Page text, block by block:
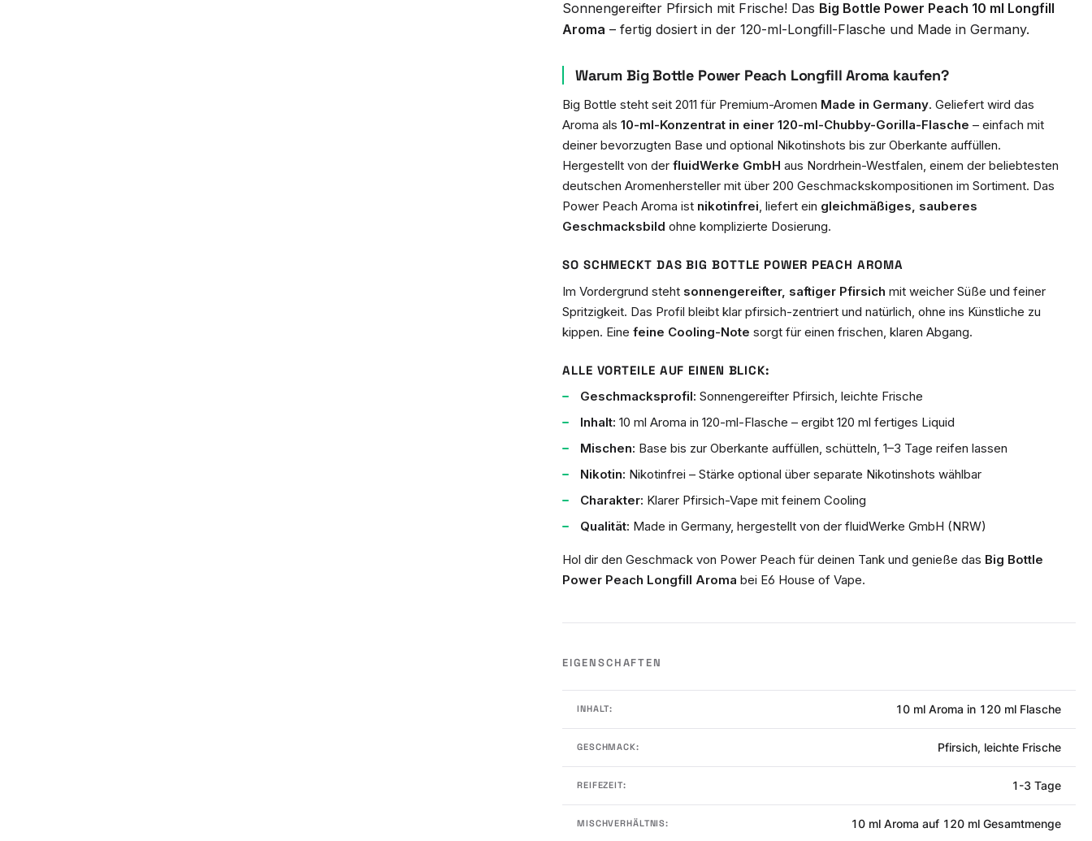
Sonnengereifter Pfirsich mit Frische! Das Big Bottle Power Peach 10 ml Longfill
Aroma – fertig dosiert in der 120-ml-Longfill-Flasche und Made in Germany.
Warum Big Bottle Power Peach Longfill Aroma kaufen?
Big Bottle steht seit 2011 für Premium-Aromen Made in Germany. Geliefert wird das
Aroma als 10-ml-Konzentrat in einer 120-ml-Chubby-Gorilla-Flasche – einfach mit
deiner bevorzugten Base und optional Nikotinshots bis zur Oberkante auffüllen.
Hergestellt von der fluidWerke GmbH aus Nordrhein-Westfalen, einem der beliebtesten
deutschen Aromenhersteller mit über 200 Geschmackskompositionen im Sortiment. Das
Power Peach Aroma ist nikotinfrei , liefert ein gleichmäßiges, sauberes
Geschmacksbild ohne komplizierte Dosierung.
SO SCHMECKT DAS BIG BOTTLE POWER PEACH AROMA
Im Vordergrund steht sonnengereifter, saftiger Pfirsich mit weicher Süße und feiner
Spritzigkeit. Das Profil bleibt klar pfirsich-zentriert und natürlich, ohne ins Künstliche zu
kippen. Eine feine Cooling-Note sorgt für einen frischen, klaren Abgang.
ALLE VORTEILE AUF EINEN BLICK:
Geschmacksprofil: Sonnengereifter Pfirsich, leichte Frische
Inhalt: 10 ml Aroma in 120-ml-Flasche – ergibt 120 ml fertiges Liquid
Mischen: Base bis zur Oberkante auffüllen, schütteln, 1–3 Tage reifen lassen
Nikotin: Nikotinfrei – Stärke optional über separate Nikotinshots wählbar
Charakter: Klarer Pfirsich-Vape mit feinem Cooling
Qualität: Made in Germany, hergestellt von der fluidWerke GmbH (NRW)
Hol dir den Geschmack von Power Peach für deinen Tank und genieße das Big Bottle
Power Peach Longfill Aroma bei E6 House of Vape.
EIGENSCHAFTEN
INHALT: 10 ml Aroma in 120 ml Flasche
GESCHMACK: Pfirsich, leichte Frische
REIFEZEIT: 1-3 Tage
MISCHVERHÄLTNIS: 10 ml Aroma auf 120 ml Gesamtmenge